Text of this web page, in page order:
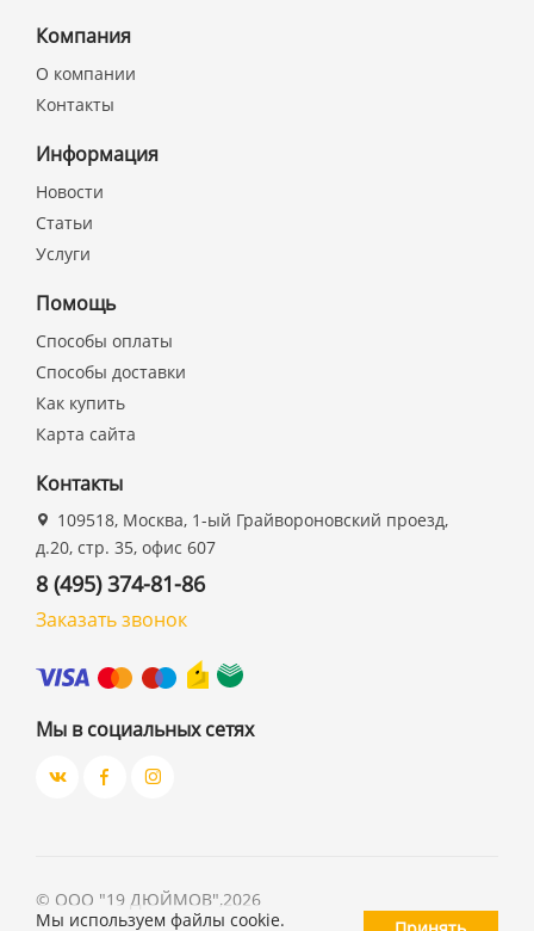
Компания
О компании
Контакты
Информация
Новости
Статьи
Услуги
Помощь
Способы оплаты
Способы доставки
Как купить
Карта сайта
Контакты
109518, Москва, 1-ый Грайвороновский проезд,
д.20, стр. 35, офис 607
8 (495) 374-81-86
Заказать звонок
Мы в социальных сетях
© ООО "19 ДЮЙМОВ",2026
Мы используем файлы cookie.